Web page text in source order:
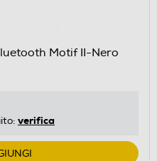
Motif II-Nero
verifica